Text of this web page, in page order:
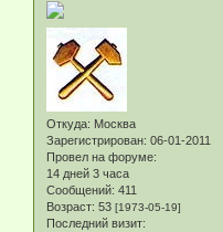
Откуда: Москва
Зарегистрирован: 06-01-2011
Провел на форуме:
14 дней 3 часа
Сообщений: 411
Возраст: 53 [1973-05-19]
Последний визит: